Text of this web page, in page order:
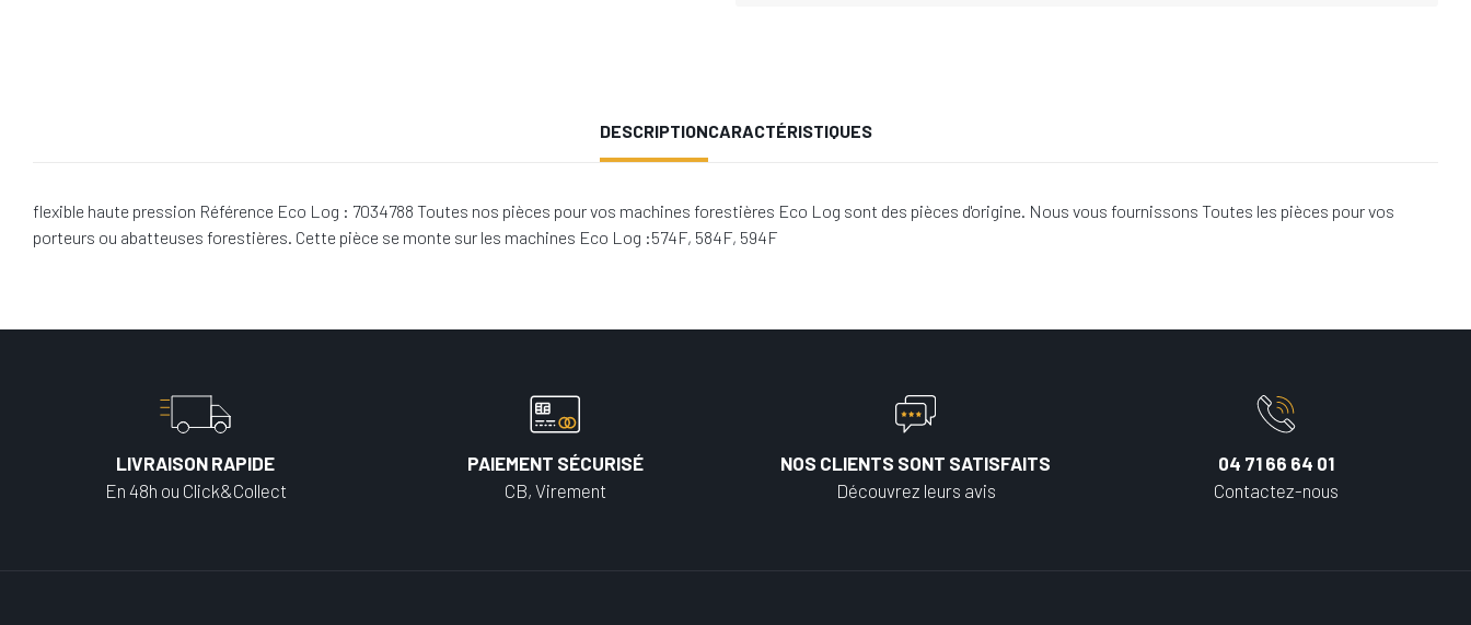
DESCRIPTIONCARACTÉRISTIQUES
flexible haute pression Référence Eco Log : 7034788 Toutes nos pièces pour vos machines forestières Eco Log sont des pièces d'origine. Nous vous fournissons Toutes les pièces pour vos
porteurs ou abatteuses forestières. Cette pièce se monte sur les machines Eco Log :574F, 584F, 594F
LIVRAISON RAPIDE
En 48h ou Click&Collect
PAIEMENT SÉCURISÉ
CB, Virement
NOS CLIENTS SONT SATISFAITS
Découvrez leurs avis
04 71 66 64 01
Contactez-nous